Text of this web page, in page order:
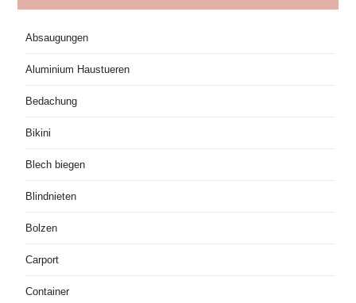
Absaugungen
Aluminium Haustueren
Bedachung
Bikini
Blech biegen
Blindnieten
Bolzen
Carport
Container